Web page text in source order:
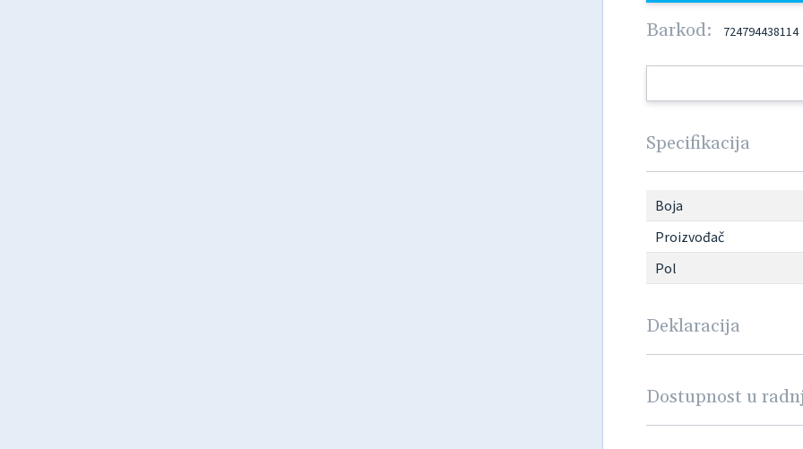
Barkod: 724794438114
Specifikacija
Boja
Proizvođač
Pol
Deklaracija
Dostupnost u